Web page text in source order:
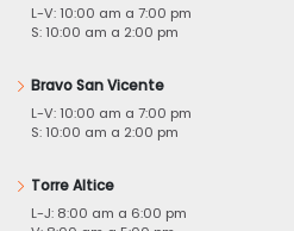
L-V: 10:00 am a 7:00 pm
S: 10:00 am a 2:00 pm
Bravo San Vicente
L-V: 10:00 am a 7:00 pm
S: 10:00 am a 2:00 pm
Torre Altice
L-J: 8:00 am a 6:00 pm